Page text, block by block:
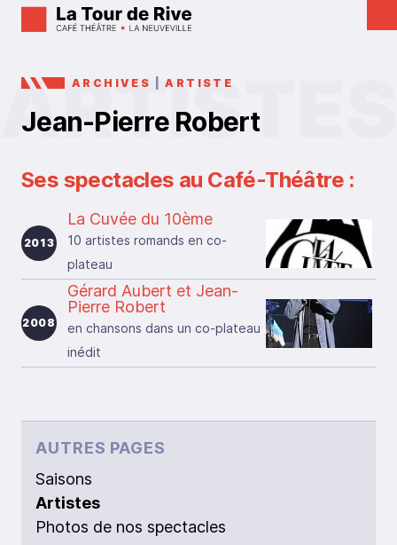
ARCHIVES |ARTISTE
Jean-Pierre Robert
Ses spectacles au Café-Théâtre :
2013
La Cuvée du 10ème
10 artistes romands en co-
plateau
2008
Gérard Aubert et Jean-
Pierre Robert
en chansons dans un co-plateau
inédit
AUTRES PAGES
Saisons
Artistes
Photos de nos spectacles